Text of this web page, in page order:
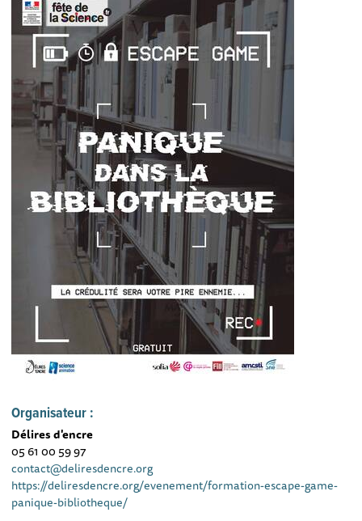
Organisateur :
Délires d'encre
05 61 00 59 97
contact@deliresdencre.org
https://deliresdencre.org/evenement/formation-escape-game-
panique-bibliotheque/